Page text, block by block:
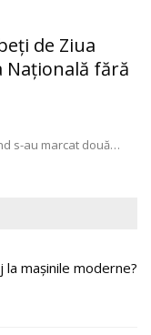
de Ziua
Națională fără
s-au marcat două…
mașinile moderne?